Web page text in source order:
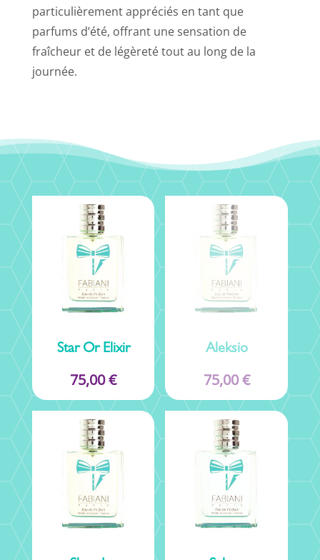
particulièrement appréciés en tant que
parfums d’été, offrant une sensation de
fraîcheur et de légèreté tout au long de la
journée.
Star Or Elixir
75,00€
Aleksio
75,00€